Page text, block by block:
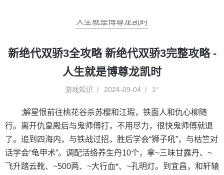
人生就是博尊龙凯时
新绝代双骄3全攻略 新绝代双骄3完整攻略 -
人生就是博尊龙凯时
游戏知识 2024-09-04 1°
;解星恨前往桃花谷杀苏樱和江瑕，铁面人和仇心柳随
行。离开仇皇殿后与鬼师傅打，不用尽力，很快鬼师傅就退
了。追到四海内，与铁战过招，胜后学会“狮子吼”，与枯竺对
话学会“龟甲术”。调配活络养生丹10个，拿~三味甘露丹、~
飞升踏云靴、~500两、~大行血*、~孔明灯。到宜昌，和轩辕